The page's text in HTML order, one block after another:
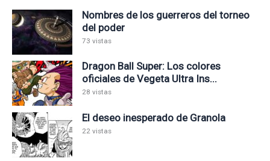
Nombres de los guerreros del torneo
del poder
73 vistas
Dragon Ball Super: Los colores
oficiales de Vegeta Ultra Ins...
28 vistas
El deseo inesperado de Granola
22 vistas